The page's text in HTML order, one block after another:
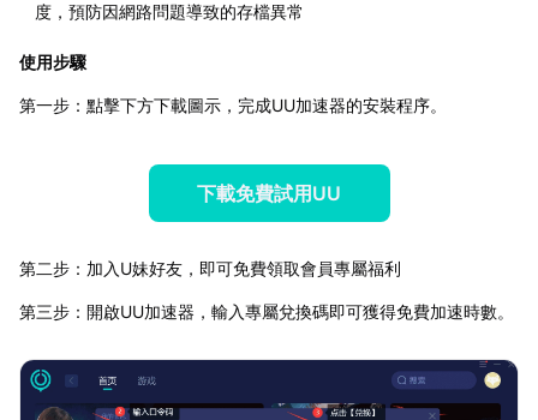
度，預防因網路問題導致的存檔異常
使用步驟
第一步：點擊下方下載圖示，完成UU加速器的安裝程序。
下載免費試用UU
第二步：加入U妹好友，即可免費領取會員專屬福利
第三步：開啟UU加速器，輸入專屬兌換碼即可獲得免費加速時數。